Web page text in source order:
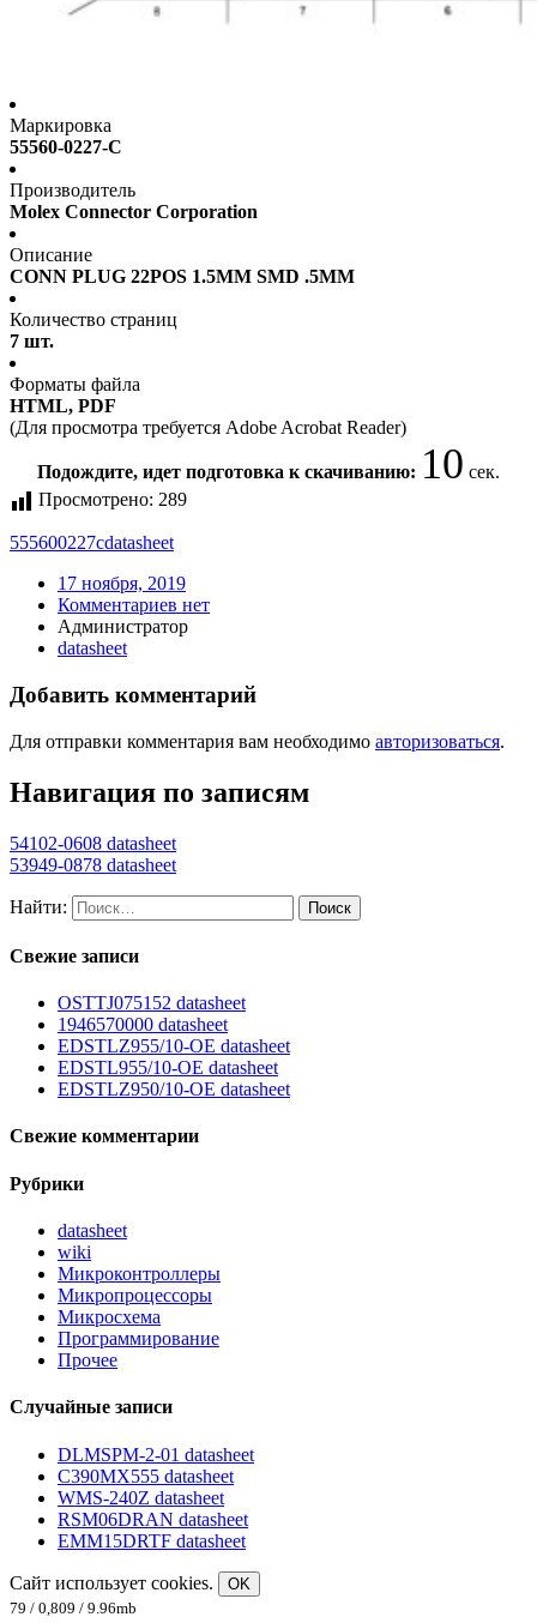
Маркировка
55560-0227-C
Производитель
Molex Connector Corporation
Описание
CONN PLUG 22POS 1.5MM SMD .5MM
Количество страниц
7 шт.
Форматы файла
HTML, PDF
(Для просмотра требуется Adobe Acrobat Reader)
Подождите, идет подготовка к скачиванию: 10 сек.
Просмотрено: 289
555600227cdatasheet
17 ноября, 2019
Комментариев нет
Администратор
datasheet
Добавить комментарий
Для отправки комментария вам необходимо авторизоваться.
Навигация по записям
54102-0608 datasheet
53949-0878 datasheet
Найти:
Свежие записи
OSTTJ075152 datasheet
1946570000 datasheet
EDSTLZ955/10-OE datasheet
EDSTL955/10-OE datasheet
EDSTLZ950/10-OE datasheet
Свежие комментарии
Рубрики
datasheet
wiki
Микроконтроллеры
Микропроцессоры
Микросхема
Программирование
Прочее
Случайные записи
DLMSPM-2-01 datasheet
C390MX555 datasheet
WMS-240Z datasheet
RSM06DRAN datasheet
EMM15DRTF datasheet
Сайт использует cookies.
OK
79 / 0,809 / 9.96mb